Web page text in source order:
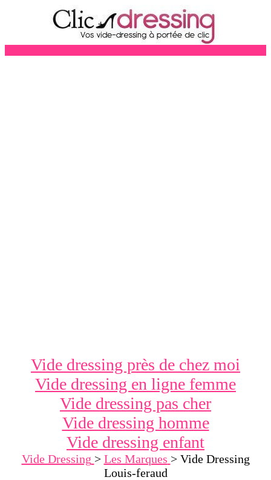
Vide dressing près de chez moi
Vide dressing en ligne femme
Vide dressing pas cher
Vide dressing homme
Vide dressing enfant
Vide Dressing > Les Marques > Vide Dressing
Louis-feraud